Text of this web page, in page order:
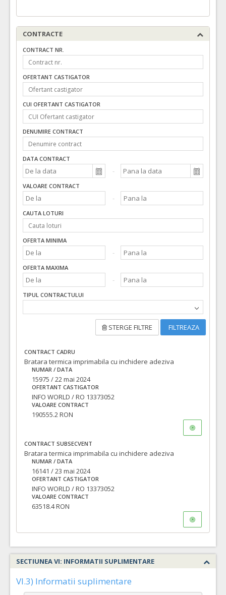
CONTRACTE
CONTRACT NR.
OFERTANT CASTIGATOR
CUI OFERTANT CASTIGATOR
DENUMIRE CONTRACT
DATA CONTRACT
VALOARE CONTRACT
CAUTA LOTURI
OFERTA MINIMA
OFERTA MAXIMA
TIPUL CONTRACTULUI
STERGE FILTRE FILTREAZA
CONTRACT CADRU
Bratara termica imprimabila cu inchidere adeziva
NUMAR / DATA
15975 / 22 mai 2024
OFERTANT CASTIGATOR
INFO WORLD / RO 13373052
VALOARE CONTRACT
190555.2 RON
CONTRACT SUBSECVENT
Bratara termica imprimabila cu inchidere adeziva
NUMAR / DATA
16141 / 23 mai 2024
OFERTANT CASTIGATOR
INFO WORLD / RO 13373052
VALOARE CONTRACT
63518.4 RON
SECTIUNEA VI: INFORMATII SUPLIMENTARE
VI.3) Informatii suplimentare